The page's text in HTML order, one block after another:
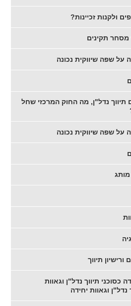
ולקנות זכיינות?
מסחר תקינים
על שפה שיווקית נכונה
תיווך נדל"ן, מה החוק המרכזי שחל
על שפה שיווקית נכונה
מותג
ורישיון תיווך
כסוכני תיווך נדל"ן וגאוות
נדל"ן וגאוות יחידה